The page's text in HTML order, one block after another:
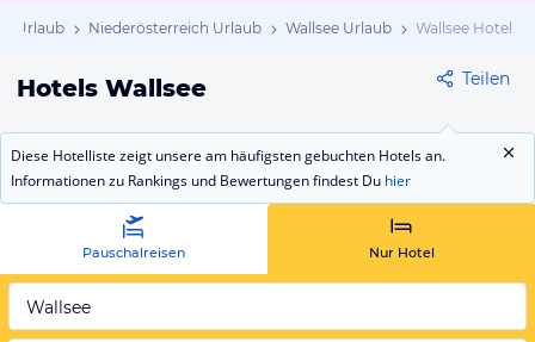
Urlaub Niederösterreich Urlaub Wallsee Urlaub Wallsee Hotels
Hotels Wallsee Teilen
Diese Hotelliste zeigt unsere am häufigsten gebuchten Hotels an.
Informationen zu Rankings und Bewertungen findest Du hier
Pauschalreisen Nur Hotel
Wallsee